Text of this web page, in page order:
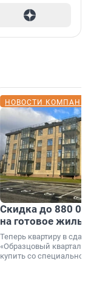
НОВОСТИ
Скидка до 880
на готовое
Теперь квартиру в
«Образцовый квартал
купить со специальной